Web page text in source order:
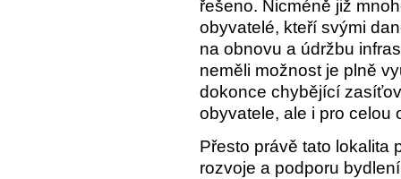
řešeno. Nicméně již
obyvatelé, kteří svými
na obnovu a údržbu
neměli možnost je plně
dokonce chybějící
obyvatele, ale i pro celou
Přesto právě tato lokalita
rozvoje a podporu